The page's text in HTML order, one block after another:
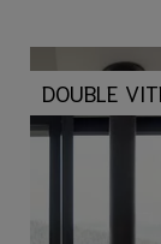
DOUBLE